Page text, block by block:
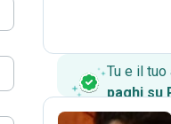
Tu e il
paghi su